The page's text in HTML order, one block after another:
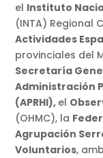
el Instituto
(INTA) Regional
Actividades
provinciales del
Secretaría
Administración
(APRHI), el
(OHMC), la
Agrupación
Voluntarios,